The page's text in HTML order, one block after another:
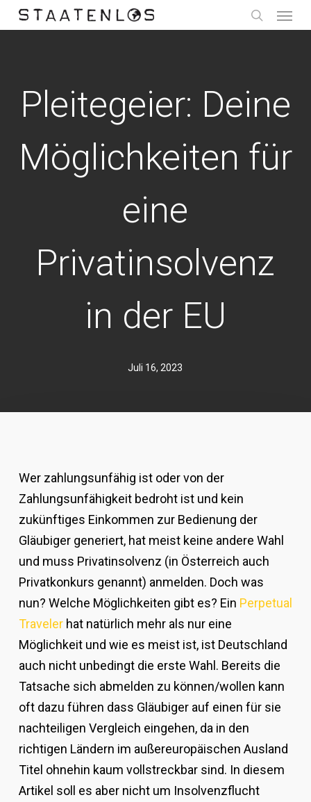
Skip
to
search
Pleitegeier: Deine
Möglichkeiten für
eine
Privatinsolvenz
in der EU
Juli 16, 2023
Wer zahlungsunfähig ist oder von der
Zahlungsunfähigkeit bedroht ist und kein
zukünftiges Einkommen zur Bedienung der
Gläubiger generiert, hat meist keine andere Wahl
und muss Privatinsolvenz (in Österreich auch
Privatkonkurs genannt) anmelden. Doch was
nun? Welche Möglichkeiten gibt es? Ein Perpetual
Travelerhat natürlich mehr als nur eine
Möglichkeit und wie es meist ist, ist Deutschland
auch nicht unbedingt die erste Wahl. Bereits die
Tatsache sich abmelden zu können/wollen kann
oft dazu führen dass Gläubiger auf einen für sie
nachteiligen Vergleich eingehen, da in den
richtigen Ländern im außereuropäischen Ausland
Titel ohnehin kaum vollstreckbar sind. In diesem
Artikel soll es aber nicht um Insolvenzflucht